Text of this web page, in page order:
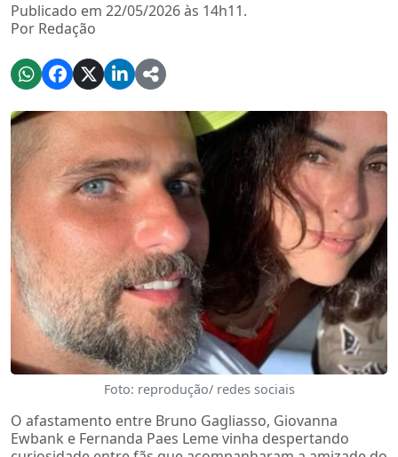
Publicado em 22/05/2026 às 14h11.
Por Redação
Foto: reprodução/ redes sociais
O afastamento entre Bruno Gagliasso, Giovanna
Ewbank e Fernanda Paes Leme vinha despertando